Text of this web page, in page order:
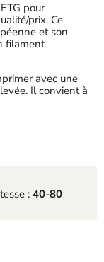
pour
prix. Ce
et son
filament
avec une
Il convient à
: 40-80